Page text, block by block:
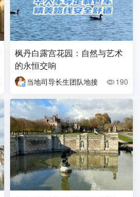
枫丹白露宫花园：自然与艺术
的永恒交响
当地司导长生团队地接  190